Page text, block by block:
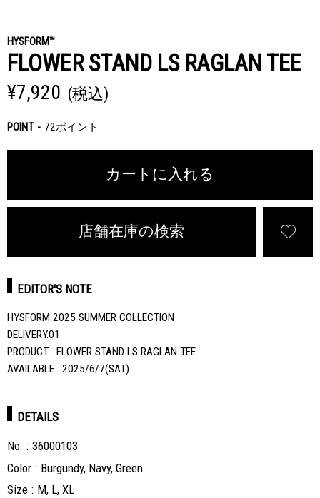
HYSFORM™
FLOWER STAND LS RAGLAN TEE
¥7,920 (税込)
POINT 72ポイント
カートに入れる
店舗在庫の検索
EDITOR'S NOTE
HYSFORM 2025 SUMMER COLLECTION
DELIVERY.01
PRODUCT : FLOWER STAND LS RAGLAN TEE
AVAILABLE : 2025/6/7(SAT)
DETAILS
No.
36000103
Color
Burgundy, Navy, Green
Size
M, L, XL